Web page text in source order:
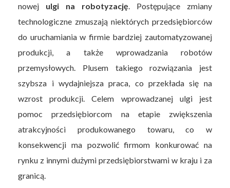
nowej ulgi na robotyzację . Postępujące zmiany
technologiczne zmuszają niektórych przedsiębiorców
do uruchamiania w firmie bardziej zautomatyzowanej
produkcji, a także wprowadzania robotów
przemysłowych. Plusem takiego rozwiązania jest
szybsza i wydajniejsza praca, co przekłada się na
wzrost produkcji. Celem wprowadzanej ulgi jest
pomoc przedsiębiorcom na etapie zwiększenia
atrakcyjności produkowanego towaru, co w
konsekwencji ma pozwolić firmom konkurować na
rynku z innymi dużymi przedsiębiorstwami w kraju i za
granicą.